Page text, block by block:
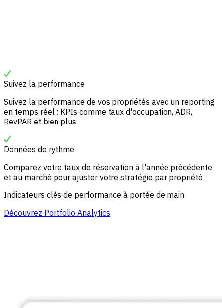
Suivez la performance
Suivez la performance de vos propriétés avec un reporting
en temps réel : KPIs comme taux d'occupation, ADR,
RevPAR et bien plus
Données de rythme
Comparez votre taux de réservation à l'année précédente
et au marché pour ajuster votre stratégie par propriété
Indicateurs clés de performance à portée de main
Découvrez Portfolio Analytics